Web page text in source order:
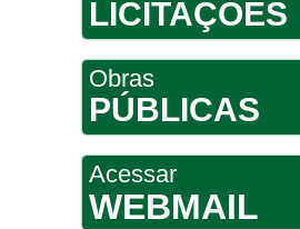
LICITAÇÕES
Obras
PÚBLICAS
Acessar
WEBMAIL